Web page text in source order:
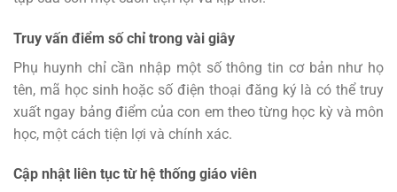
Truy vấn điểm số chỉ trong vài giây
Phụ huynh chỉ cần nhập một số thông tin cơ bản như họ
tên, mã học sinh hoặc số điện thoại đăng ký là có thể truy
xuất ngay bảng điểm của con em theo từng học kỳ và môn
học, một cách tiện lợi và chính xác.
Cập nhật liên tục từ hệ thống giáo viên